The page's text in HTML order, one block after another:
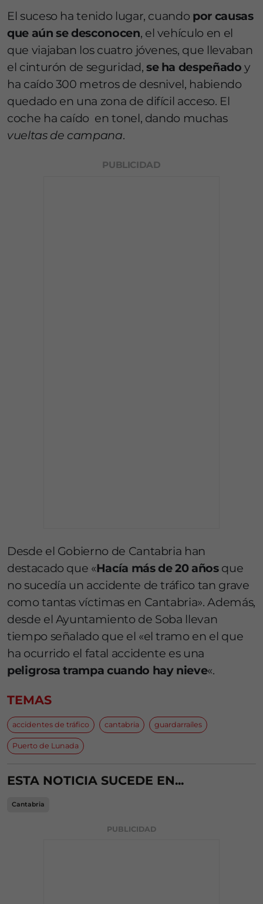
El suceso ha tenido lugar, cuando por causas
que aún se desconocen, el vehículo en el
que viajaban los cuatro jóvenes, que llevaban
el cinturón de seguridad, se ha despeñado y
ha caído 300 metros de desnivel, habiendo
quedado en una zona de difícil acceso. El
coche ha caído en tonel, dando muchas
vueltas de campana.
PUBLICIDAD
Desde el Gobierno de Cantabria han
destacado que «Hacía más de 20 añosque
no sucedía un accidente de tráfico tan grave
como tantas víctimas en Cantabria». Además,
desde el Ayuntamiento de Soba llevan
tiempo señalado que el «el tramo en el que
ha ocurrido el fatal accidente es una
peligrosa trampa cuando hay nieve«.
TEMAS
accidentes de tráfico cantabria guardarraíles
Puerto de Lunada
ESTA NOTICIA SUCEDE EN...
Cantabria
PUBLICIDAD